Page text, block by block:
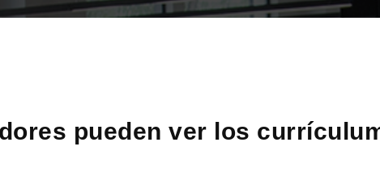
pueden ver los